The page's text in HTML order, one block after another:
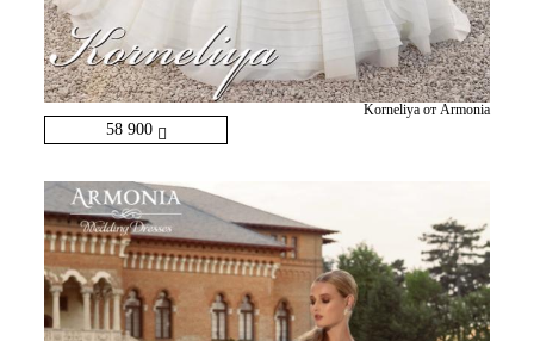
58 900
Korneliya от Armonia